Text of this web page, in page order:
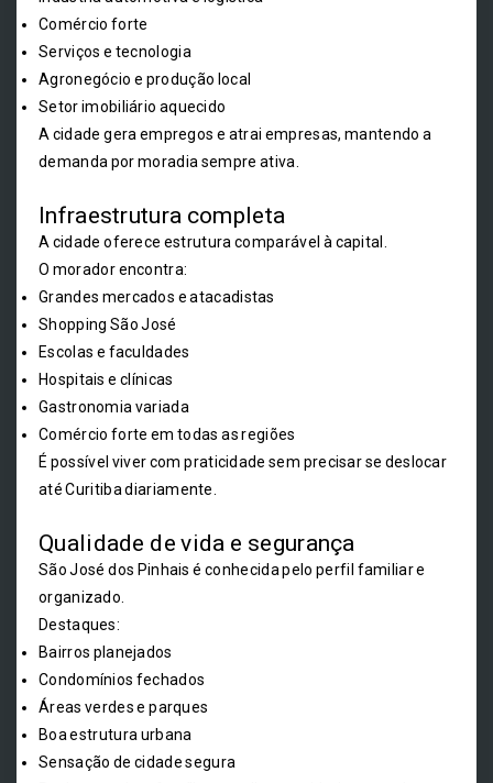
Comércio forte
Serviços e tecnologia
Agronegócio e produção local
Setor imobiliário aquecido
A cidade gera empregos e atrai empresas, mantendo a
demanda por moradia sempre ativa.
Infraestrutura completa
A cidade oferece estrutura comparável à capital.
O morador encontra:
Grandes mercados e atacadistas
Shopping São José
Escolas e faculdades
Hospitais e clínicas
Gastronomia variada
Comércio forte em todas as regiões
É possível viver com praticidade sem precisar se deslocar
até Curitiba diariamente.
Qualidade de vida e segurança
São José dos Pinhais é conhecida pelo perfil familiar e
organizado.
Destaques:
Bairros planejados
Condomínios fechados
Áreas verdes e parques
Boa estrutura urbana
Sensação de cidade segura